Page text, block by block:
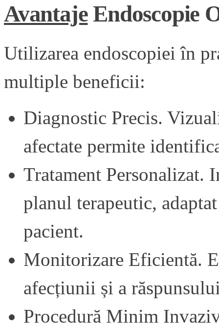
AvantajeEndoscopie
Utilizarea endoscopiei în
multiple beneficii:
Diagnostic Precis.
afectate permite
Tratament Personalizat.
planul terapeutic,
pacient.
Monitorizare Eficientă.
afecțiunii și a
Procedură Minim